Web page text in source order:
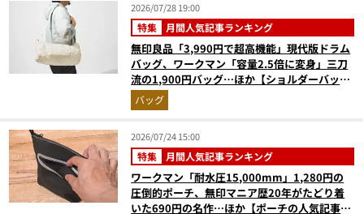
2026/07/28 19:00
特集 月間人気記事ランキング
無印良品「3,990円で超高機能」現代版ドラム
バッグ、ワークマン「容量2.5倍に変身」三刀
流の1,900円バッグ…ほか【ショルダーバッグ
の人気記事ランキングベスト3】（2026年6月
版）
バッグ
2026/07/24 15:00
特集 月間人気記事ランキング
ワークマン「耐水圧15,000mm」1,280円の
圧倒的ポーチ、無印マニア歴20年がたどり着
いた690円の名作…ほか【ポーチの人気記事ラ